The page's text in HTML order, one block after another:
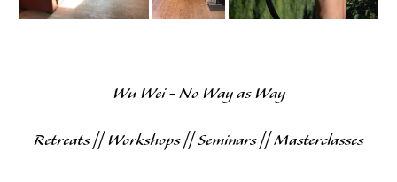
Wu Wei - No Way as Way
Retreats || Workshops || Seminars || Masterclasses